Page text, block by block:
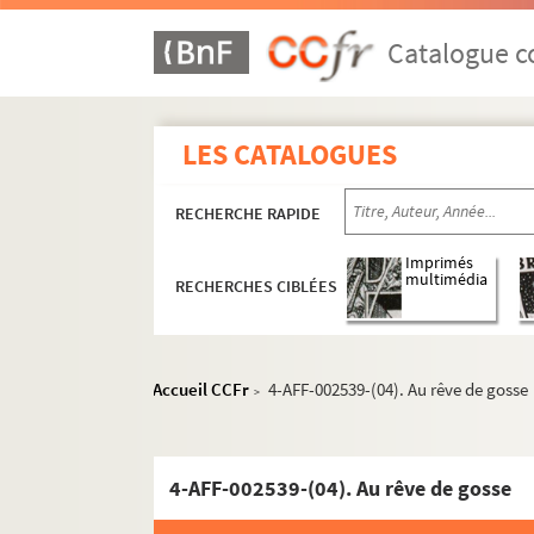
Catalogue
LES CATALOGUES
RECHERCHE RAPIDE
RECHERCHES CIBLÉES
Imprimés
multimédia
Accueil CCFr > 4-AFF-002539-(04). Au rêve de gosse
4-AFF-002539-(04). Au rêve de gosse
16e arrondissement
17e arrondissement
18e arrondissement
20e arrondissement
Espace Louis Lumière